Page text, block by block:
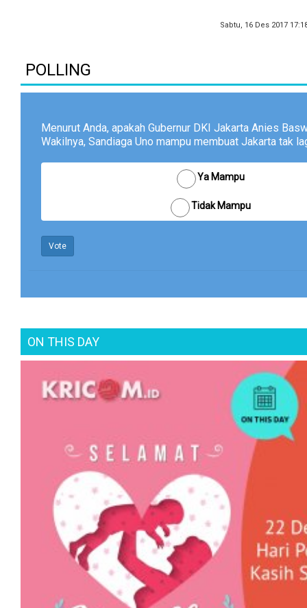
Sabtu, 16 Des 2017
POLLING
Menurut Anda, apakah Gubernur DKI Jakarta Anies
Wakilnya, Sandiaga Uno mampu membuat Jakarta tak
Ya Mampu
Tidak Mampu
Vote
ON THIS DAY